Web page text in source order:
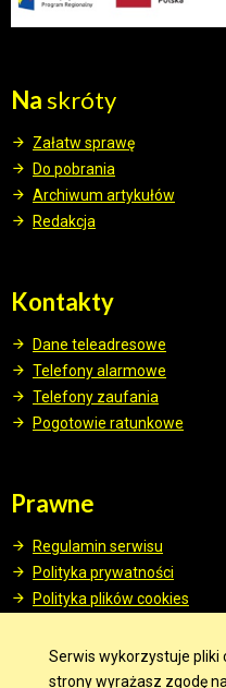
Naskróty
Załatw sprawę
Do pobrania
Archiwum artykułów
Redakcja
Kontakty
Dane teleadresowe
Telefony alarmowe
Telefony zaufania
Pogotowie ratunkowe
Prawne
Regulamin serwisu
Polityka prywatności
Polityka plików cookies
Serwis wykorzystuje pliki
strony wyrażasz zgodę